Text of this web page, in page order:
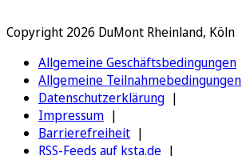
Copyright 2026 DuMont Rheinland, Köln
Allgemeine Geschäftsbedingungen
Allgemeine Teilnahmebedingungen
Datenschutzerklärung
Impressum
Barrierefreiheit
RSS-Feeds auf ksta.de